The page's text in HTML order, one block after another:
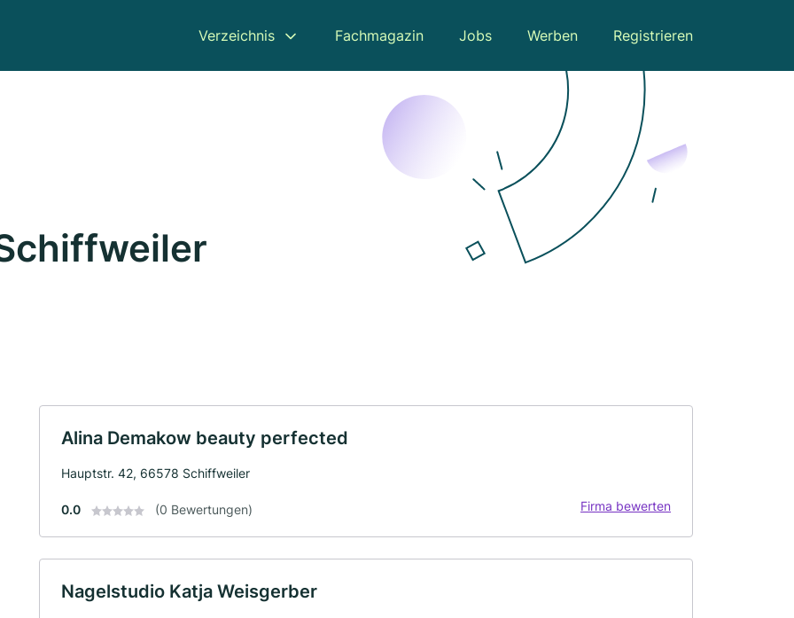
Verzeichnis Fachmagazin Jobs Werben Registrieren
Alina Demakow beauty perfected
Hauptstr. 42, 66578 Schiffweiler
0.0 (0 Bewertungen) Firma bewerten
Nagelstudio Katja Weisgerber